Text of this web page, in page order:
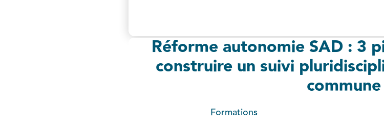
Réforme autonomie SAD : 3
construire un suivi
commune
Formations